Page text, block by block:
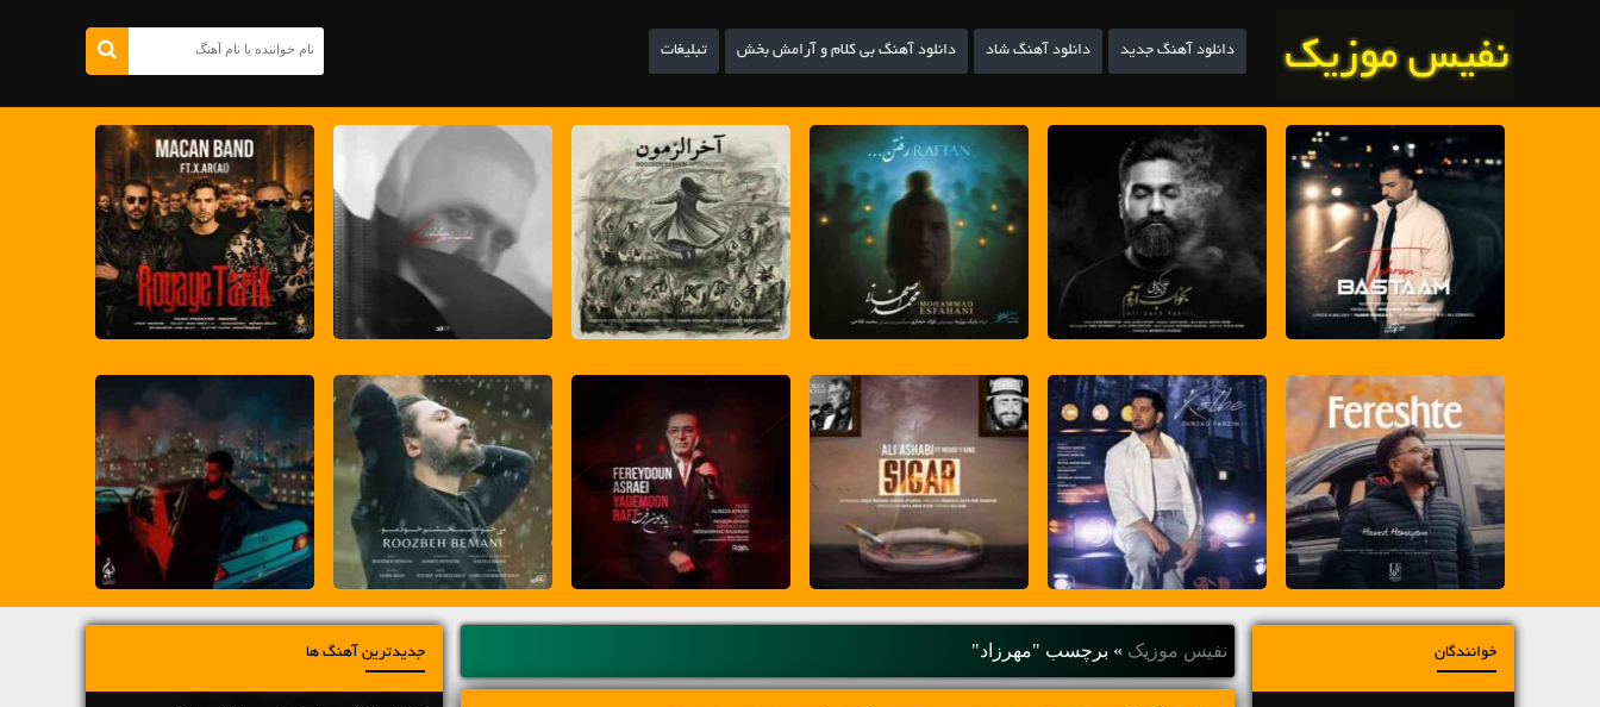
دانلود آهنگ جدید دانلود آهنگ شاد دانلود آهنگ بی کلام و آرامش بخش تبلیغات
خوانندگان نفیس موزیک » برچسب "مهرزاد" جدیدترین آهنگ ها